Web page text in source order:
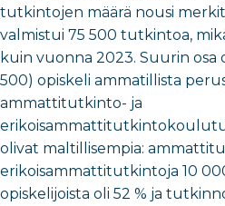
tutkintojen määrä nousi
valmistui 75 500 tutkintoa,
kuin vuonna 2023. Suurin osa
500) opiskeli ammatillista
ammattitutkinto- ja
olivat maltillisempia:
erikoisammattitutkintoja 10
opiskelijoista oli 52 % ja